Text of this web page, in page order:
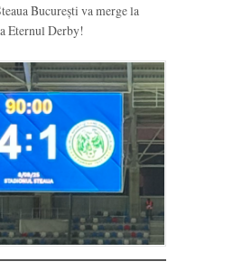
București va merge la
Eternul Derby!